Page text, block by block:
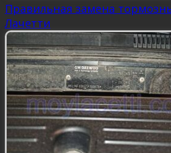
Правильная замена
Лачетти